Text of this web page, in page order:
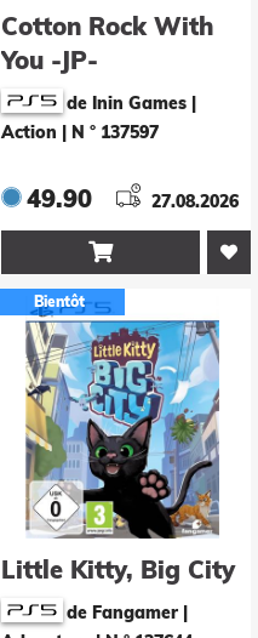
Cotton Rock With
You -JP-
de Inin Games |
Action
N ° 137597
49.90 27.08.2026

Bientôt
Little Kitty, Big City
de Fangamer |